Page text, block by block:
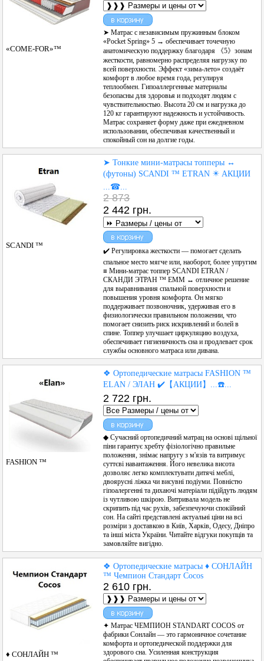
«COME-FOR»™
➤ Матрас с независимым пружинным блоком
«Pocket Spring» 5 → обеспечивает точечную
анатомическую поддержку благодаря 《5》зонам
жесткости, равномерно распределяя нагрузку по
всей поверхности. Эффект «зима-лето» создаёт
комфорт в любое время года, регулируя
теплообмен. Гипоаллергенные материалы
безопасны для здоровья и подходят людям с
чувствительностью. Высота 20 см и нагрузка до
120 кг гарантируют надежность и устойчивость.
Матрас сохраняет форму даже при ежедневном
использовании, обеспечивая качественный и
спокойный сон на долгие годы.
SCANDI ™
➤ Тонкие мини-матрасы топперы ↔
(футоны) SCANDI ™ ETRAN ✴️ АКЦИИ
...☎...
2 873
2 442 грн.
✔️ Регулировка жесткости — помогает сделать
спальное место мягче или, наоборот, более упругим
≡ Мини-матрас топпер SCANDI ETRAN /
СКАНДИ ЭТРАН ™ ЕММ ↔ отличное решение
для выравнивания спальной поверхности и
повышения уровня комфорта. Он мягко
поддерживает позвоночник, удерживая его в
физиологически правильном положении, что
помогает снизить риск искривлений и болей в
спине. Топпер улучшает циркуляцию воздуха,
обеспечивает гигиеничность сна и продлевает срок
службы основного матраса или дивана.
FASHION ™
❖ Ортопедические матрасы FASHION ™
ELAN / ЭЛАН ✔️【АКЦИИ】...☎️...
2 722 грн.
◆ Сучасний ортопедичний матрац на основі щільної
піни гарантує хребту фізіологічно правильне
положення, знімає напругу з м'язів та витримує
суттєві навантаження. Його невелика висота
дозволяє легко комплектувати дитячі меблі,
двоярусні ліжка чи висувні подіуми. Повністю
гіпоалергенні та дихаючі матеріали підійдуть людям
із чутливою шкірою. Витривала модель не
скрипить під час рухів, забезпечуючи спокійний
сон. На сайті представлені актуальні ціни на всі
розміри з доставкою в Київ, Харків, Одесу, Дніпро
та інші міста України. Читайте відгуки покупців та
замовляйте вигідно.
♦ СОНЛАЙН ™
❖ Ортопедические матрасы ♦ СОНЛАЙН
™ Чемпион Стандарт Cocos
2 610 грн.
✦ Матрас ЧЕМПИОН STANDART COCOS от
фабрики Сонлайн — это гармоничное сочетание
комфорта и ортопедической поддержки для
здорового сна. Усиленная конструкция